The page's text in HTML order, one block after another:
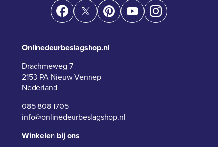
Onlinedeurbeslagshop.nl
Drachmeweg 7
2153 PA Nieuw-Vennep
Nederland
085 808 1705
info@onlinedeurbeslagshop.nl
Winkelen bij ons